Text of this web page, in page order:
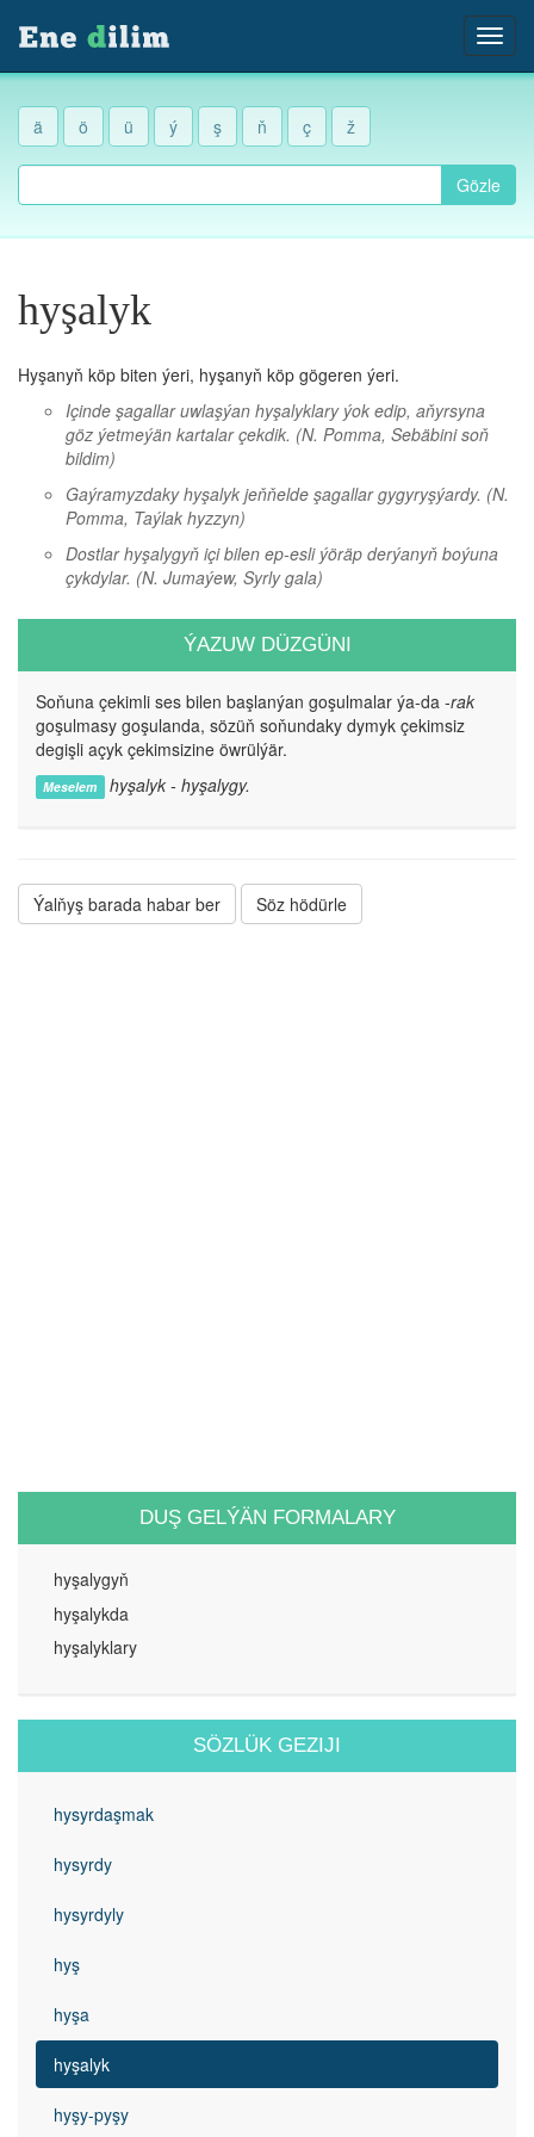
ä ö ü ý ş ň ç ž
Gözle
hyşalyk
Hyşanyň köp biten ýeri, hyşanyň köp gögeren ýeri.
Içinde şagallar uwlaşýan hyşalyklary ýok edip, aňyrsyna
göz ýetmeýän kartalar çekdik. (N. Pomma, Sebäbini soň
bildim)
Gaýramyzdaky hyşalyk jeňňelde şagallar gygyryşýardy. (N.
Pomma, Taýlak hyzzyn)
Dostlar hyşalygyň içi bilen ep-esli ýöräp derýanyň boýuna
çykdylar. (N. Jumaýew, Syrly gala)
ÝAZUW DÜZGÜNI
Soňuna çekimli ses bilen başlanýan goşulmalar ýa-da -rak
goşulmasy goşulanda, sözüň soňundaky dymyk çekimsiz
degişli açyk çekimsizine öwrülýär.
Meselem hyşalyk - hyşalygy.
Ýalňyş barada habar ber Söz hödürle
DUŞ GELÝÄN FORMALARY
hyşalygyň
hyşalykda
hyşalyklary
SÖZLÜK GEZIJI
hysyrdaşmak
hysyrdy
hysyrdyly
hyş
hyşa
hyşalyk
hyşy-pyşy